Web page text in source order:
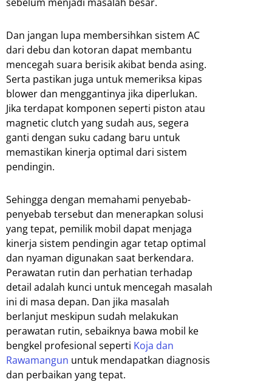
Dan jangan lupa membersihkan sistem AC
dari debu dan kotoran dapat membantu
mencegah suara berisik akibat benda asing.
Serta pastikan juga untuk memeriksa kipas
blower dan menggantinya jika diperlukan.
Jika terdapat komponen seperti piston atau
magnetic clutch yang sudah aus, segera
ganti dengan suku cadang baru untuk
memastikan kinerja optimal dari sistem
pendingin.
Sehingga dengan memahami penyebab-
penyebab tersebut dan menerapkan solusi
yang tepat, pemilik mobil dapat menjaga
kinerja sistem pendingin agar tetap optimal
dan nyaman digunakan saat berkendara.
Perawatan rutin dan perhatian terhadap
detail adalah kunci untuk mencegah masalah
ini di masa depan. Dan jika masalah
berlanjut meskipun sudah melakukan
perawatan rutin, sebaiknya bawa mobil ke
bengkel profesional seperti Koja dan
Rawamangun untuk mendapatkan diagnosis
dan perbaikan yang tepat.